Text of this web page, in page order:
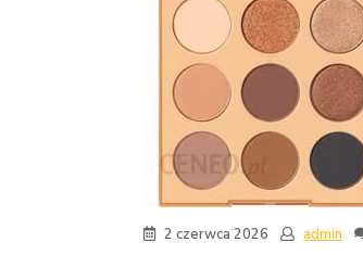
2 czerwca 2026 admin